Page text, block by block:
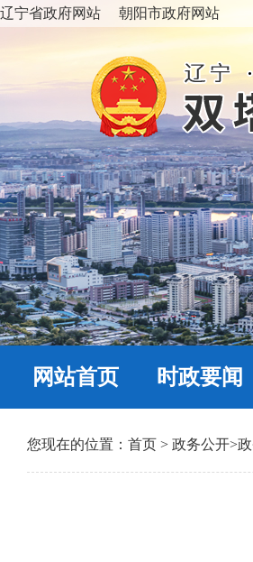
辽宁省政府网站 朝阳市政府网站
网站首页 时政要闻
您现在的位置： 首页 > 政务公开>